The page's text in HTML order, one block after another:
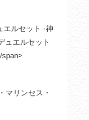
エルセット -神
ュエルセット
マリンセス・